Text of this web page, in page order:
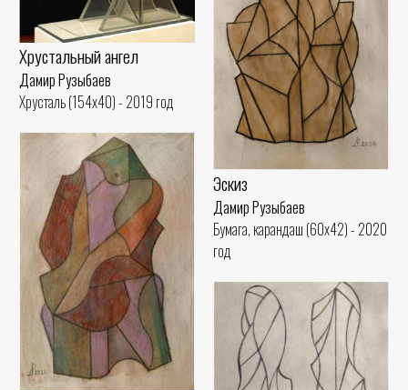
Хрустальный ангел
Дамир Рузыбаев
Хрусталь (154x40) - 2019 год
Эскиз
Дамир Рузыбаев
Бумага, карандаш (60x42) - 2020
год